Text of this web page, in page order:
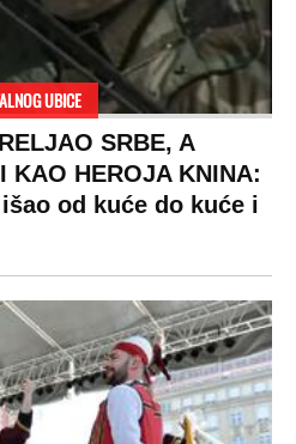
za njima,
pare: Ovde bunde
i 2.000 dinara!